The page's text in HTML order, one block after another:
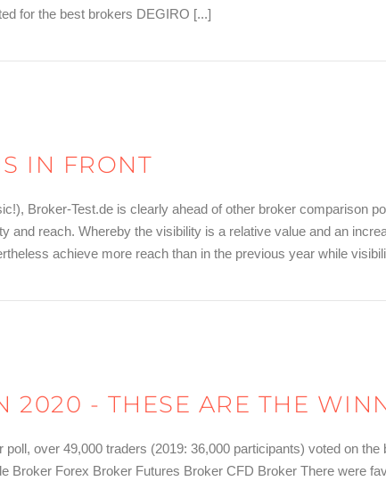
for the best brokers DEGIRO [...]
IN FRONT
Broker-Test.de is clearly ahead of other broker comparison
and reach. Whereby the visibility is a relative value and an
achieve more reach than in the previous year while
2020 - THESE ARE THE
over 49,000 traders (2019: 36,000 participants) voted on
Broker Forex Broker Futures Broker CFD Broker There were